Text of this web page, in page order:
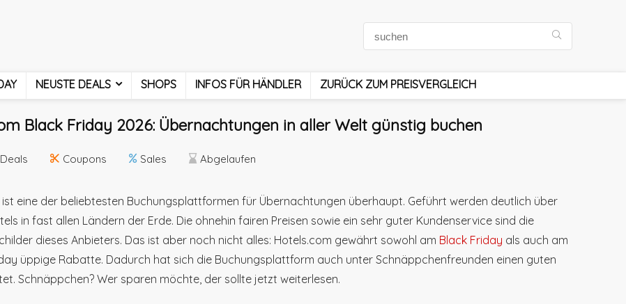
NEUSTE DEALS SHOPS INFOS FÜR HÄNDLER ZURÜCK ZUM PREISVERGLEICH
Black Friday 2026: Übernachtungen in aller Welt günstig buchen
Deals Coupons Sales Abgelaufen
eine der beliebtesten Buchungsplattformen für Übernachtungen überhaupt. Geführt werden deutlich über
in fast allen Ländern der Erde. Die ohnehin fairen Preisen sowie ein sehr guter Kundenservice sind die
dieses Anbieters. Das ist aber noch nicht alles: Hotels.com gewährt sowohl am Black Friday als auch am
üppige Rabatte. Dadurch hat sich die Buchungsplattform auch unter Schnäppchenfreunden einen guten
Schnäppchen? Wer sparen möchte, der sollte jetzt weiterlesen.